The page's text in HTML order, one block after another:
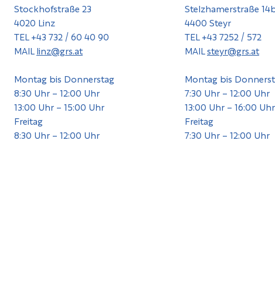
Stockhofstraße 23
4020 Linz
TEL +43 732 / 60 40 90
MAILlinz@grs.at
Montag bis Donnerstag
8:30 Uhr – 12:00 Uhr
13:00 Uhr – 15:00 Uhr
Freitag
8:30 Uhr – 12:00 Uhr
Stelzhamerstraße
4400 Steyr
TEL +43 7252 / 572
MAILsteyr@grs.at
Montag bis
7:30 Uhr – 12:00 Uhr
13:00 Uhr – 16:00 Uhr
Freitag
7:30 Uhr – 12:00 Uhr